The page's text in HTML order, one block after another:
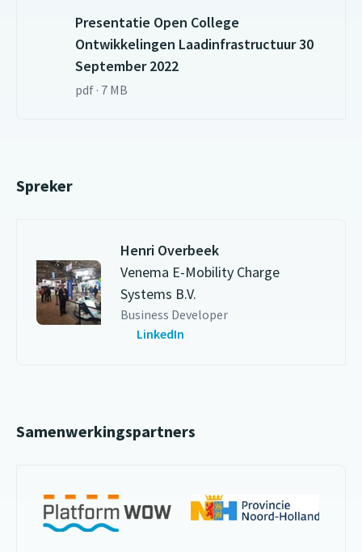
Presentatie Open College
Ontwikkelingen Laadinfrastructuur 30
September 2022
pdf · 7 MB
Spreker
Henri Overbeek
Venema E-Mobility Charge
Systems B.V.
Business Developer
LinkedIn
Samenwerkingspartners